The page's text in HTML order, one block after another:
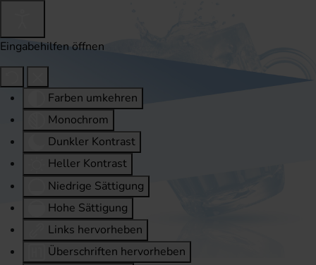
Eingabehilfen öffnen
Farben umkehren
Monochrom
Dunkler Kontrast
Heller Kontrast
Niedrige Sättigung
Hohe Sättigung
Links hervorheben
Überschriften hervorheben